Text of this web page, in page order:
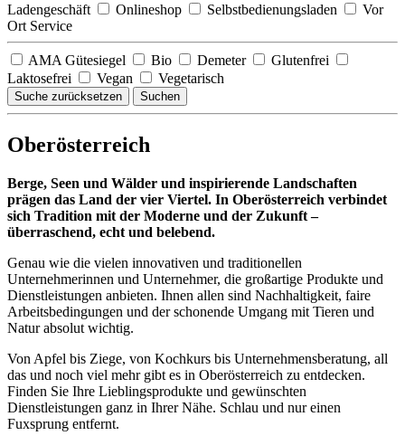
Ladengeschäft
Onlineshop Selbstbedienungsladen
Vor
Ort Service
AMA Gütesiegel Bio Demeter
Glutenfrei
Laktosefrei
Vegan Vegetarisch
Suche zurücksetzen Suchen
Oberösterreich
Berge, Seen und Wälder und inspirierende Landschaften
prägen das Land der vier Viertel. In Oberösterreich verbindet
sich Tradition mit der Moderne und der Zukunft –
überraschend, echt und belebend.
Genau wie die vielen innovativen und traditionellen
Unternehmerinnen und Unternehmer, die großartige Produkte und
Dienstleistungen anbieten. Ihnen allen sind Nachhaltigkeit, faire
Arbeitsbedingungen und der schonende Umgang mit Tieren und
Natur absolut wichtig.
Von Apfel bis Ziege, von Kochkurs bis Unternehmensberatung, all
das und noch viel mehr gibt es in Oberösterreich zu entdecken.
Finden Sie Ihre Lieblingsprodukte und gewünschten
Dienstleistungen ganz in Ihrer Nähe. Schlau und nur einen
Fuxsprung entfernt.